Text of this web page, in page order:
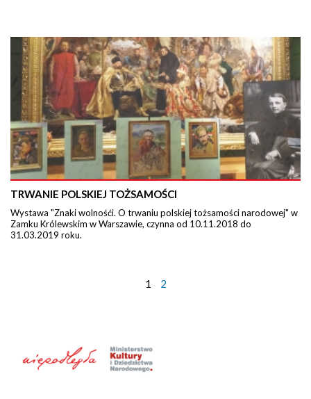
TRWANIE POLSKIEJ TOŻSAMOŚCI
Wystawa "Znaki wolnośći. O trwaniu polskiej tożsamości narodowej" w
Zamku Królewskim w Warszawie, czynna od 10.11.2018 do
31.03.2019 roku.
1 2